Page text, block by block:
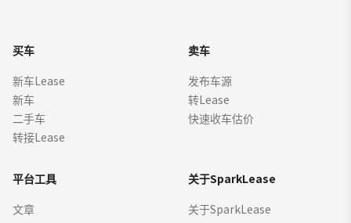
买车
新车Lease
新车
二手车
转接Lease
卖车
发布车源
转Lease
快速收车估价
平台工具
文章
关于SparkLease
关于SparkLease